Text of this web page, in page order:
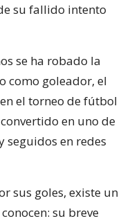
su fallido intento
se ha robado la
como goleador, el
el torneo de fútbol
en uno de
seguidos en redes
sus goles, existe un
su breve